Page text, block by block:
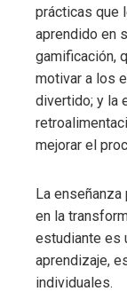
prácticas que
aprendido en
gamificación,
motivar a los
divertido; y la
mejorar el
La
en la
estudiante es
aprendizaje,
individuales.